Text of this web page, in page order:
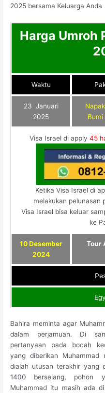
2025 bersama Keluarga Anda
Harga Umroh
Waktu
23 Januari
2025
Bumi
Visa Israel di apply 45
Ketika Visa Israel di
melakukan pelunasan
Visa Israel bisa keluar
ke
10 Desember
2024
Tour
Bahira meminta agar
dalam perjamuan. Di
pertanyaan pada bocah
yang diberikan Muhammad
dialah utusan terakhir yang
1400 berselang, pohon
Muhammad itu masih ada